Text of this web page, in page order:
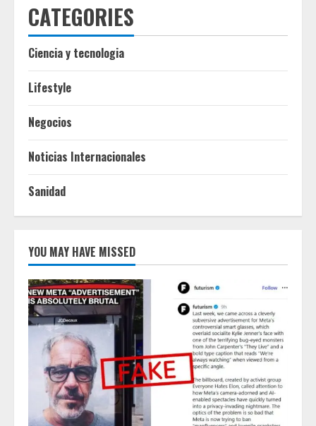
CATEGORIES
Ciencia y tecnologia
Lifestyle
Negocios
Noticias Internacionales
Sanidad
YOU MAY HAVE MISSED